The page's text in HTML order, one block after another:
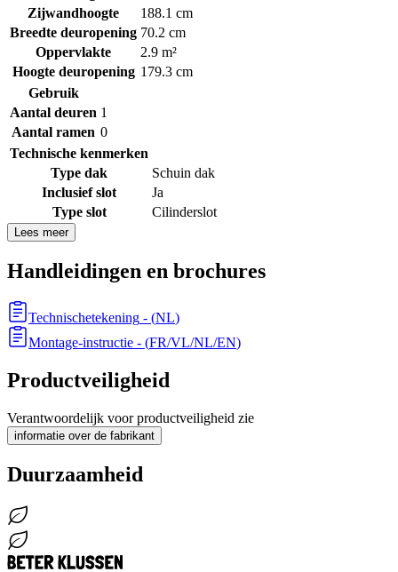
Zijwandhoogte
188.1 cm
Breedte deuropening 70.2 cm
Oppervlakte
2.9 m²
Hoogte deuropening 179.3 cm
Gebruik
Aantal deuren 1
Aantal ramen 0
Technische kenmerken
Type dak
Schuin dak
Inclusief slot
Ja
Type slot
Cilinderslot
Lees meer
Handleidingen en brochures
Technischetekening - (NL)
Montage-instructie - (FR/VL/NL/EN)
Productveiligheid
Verantwoordelijk voor productveiligheid zie
informatie over de fabrikant
Duurzaamheid